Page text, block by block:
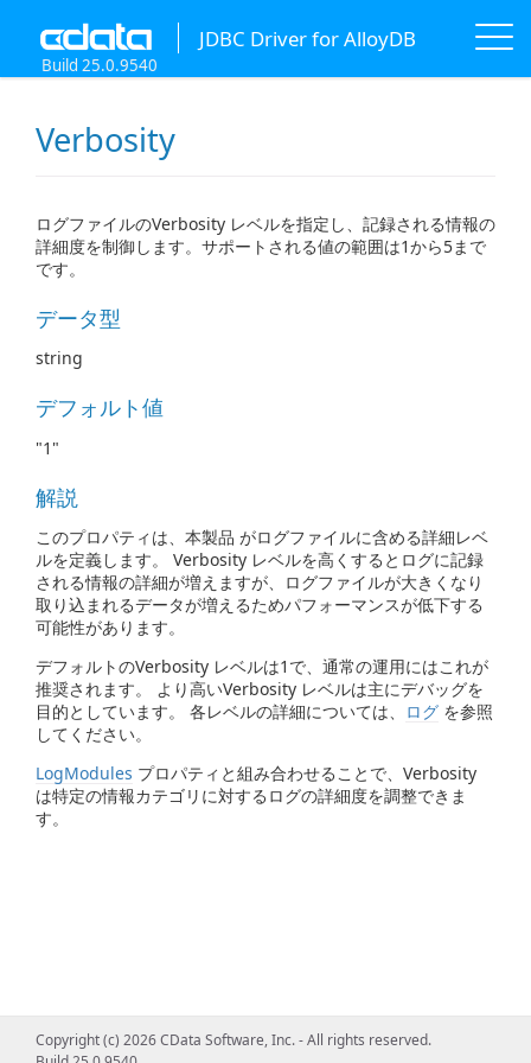
JDBC Driver for AlloyDB
Build 25.0.9540
Verbosity
ログファイルのVerbosity レベルを指定し、記録される情報の
詳細度を制御します。サポートされる値の範囲は1から5まで
です。
データ型
string
デフォルト値
"1"
解説
このプロパティは、本製品 がログファイルに含める詳細レベ
ルを定義します。 Verbosity レベルを高くするとログに記録
される情報の詳細が増えますが、ログファイルが大きくなり
取り込まれるデータが増えるためパフォーマンスが低下する
可能性があります。
デフォルトのVerbosity レベルは1で、通常の運用にはこれが
推奨されます。 より高いVerbosity レベルは主にデバッグを
目的としています。 各レベルの詳細については、
ログ を参照
してください。
LogModules プロパティと組み合わせることで、Verbosity
は特定の情報カテゴリに対するログの詳細度を調整できま
す。
Copyright (c) 2026 CData Software, Inc. - All rights reserved.